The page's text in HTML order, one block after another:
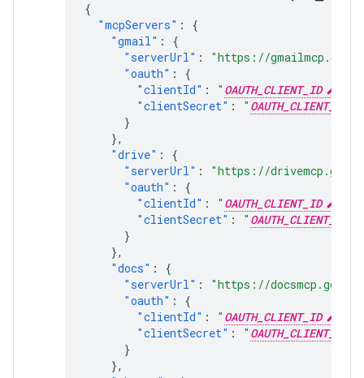
{
"mcpServers" :
{
"gmail" :
{
"serverUrl" :
"https://
"oauth" :
{
"clientId" : " OAUTH_CLIENT_ID
"clientSecret" : "
}
},
"drive" :
{
"serverUrl" :
"https://
"oauth" :
{
"clientId" : " OAUTH_CLIENT_ID
"clientSecret" : "
}
},
"docs" :
{
"serverUrl" :
"https://
"oauth" :
{
"clientId" : " OAUTH_CLIENT_ID
"clientSecret" : "
}
},